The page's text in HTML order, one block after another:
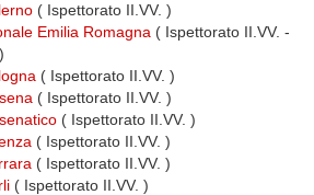
( Ispettorato II.VV. )
Emilia Romagna ( Ispettorato II.VV. -
( Ispettorato II.VV. )
( Ispettorato II.VV. )
( Ispettorato II.VV. )
( Ispettorato II.VV. )
( Ispettorato II.VV. )
( Ispettorato II.VV. )